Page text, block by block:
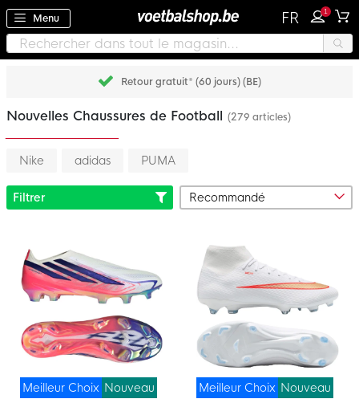
Menu FR 1
Payez plus tard avec Klarna
Nouvelles Chaussures de Football (279 articles)
Nike adidas PUMA
Filtrer
Meilleur Choix Nouveau
Meilleur Choix Nouveau